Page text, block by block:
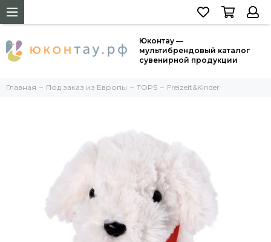
Юконтау —
мультибрендовый каталог
сувенирной продукции
Главная Под заказ из Европы TOPS Freizeit&Kinder